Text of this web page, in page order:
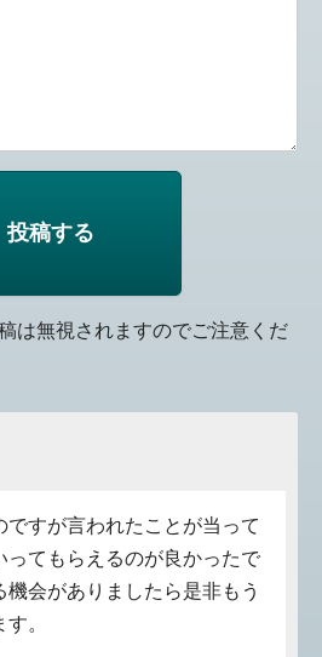
は無視されますのでご注意くだ
ですが言われたことが当って
ってもらえるのが良かったで
会がありましたら是非もう
。